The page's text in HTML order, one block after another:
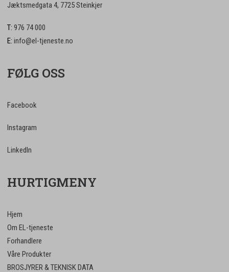
Jæktsmedgata 4, 7725 Steinkjer
T: 976 74 000
E: info@el-tjeneste.no
FØLG OSS
Facebook
Instagram
LinkedIn
HURTIGMENY
Hjem
Om EL-tjeneste
Forhandlere
Våre Produkter
BROSJYRER & TEKNISK DATA